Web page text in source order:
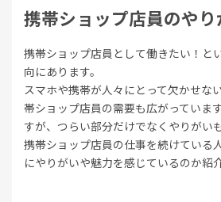
携帯ショップ店員のやり
携帯ショップ店員として働きたい！と
向にあります。
スマホや携帯が人々にとって欠かせな
帯ショップ店員の需要も広がっていま
すが、つらい部分だけでなくやりがい
携帯ショップ店員の仕事を続けている
にやりがいや魅力を感じているのか紹